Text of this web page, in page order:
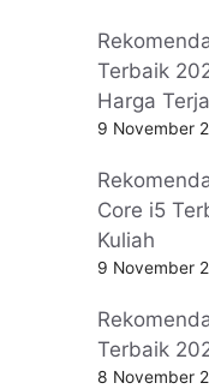
Terbaik
Harga
9 November
Core i5
Kuliah
9 November
Terbaik
8 November